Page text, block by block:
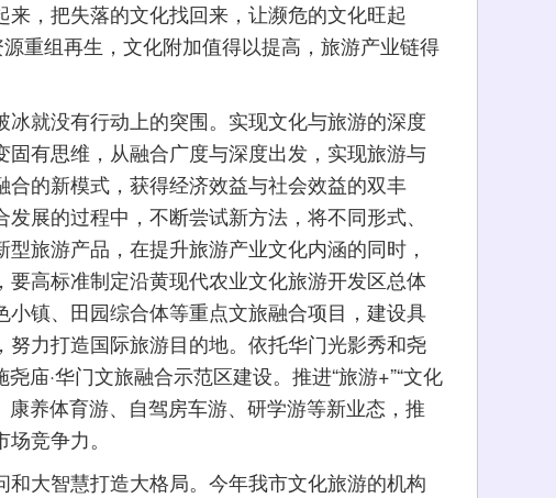
，把失落的文化找回来，让濒危的文化旺起
重组再生，文化附加值得以提高，旅游产业链得
就没有行动上的突围。实现文化与旅游的深度
有思维，从融合广度与深度出发，实现旅游与
的新模式，获得经济效益与社会效益的双丰
展的过程中，不断尝试新方法，将不同形式、
旅游产品，在提升旅游产业文化内涵的同时，
高标准制定沿黄现代农业文化旅游开发区总体
镇、田园综合体等重点文旅融合项目，建设具
力打造国际旅游目的地。依托华门光影秀和尧
庙·华门文旅融合示范区建设。推进“旅游+”“文化
养体育游、自驾房车游、研学游等新业态，推
竞争力。
大智慧打造大格局。今年我市文化旅游的机构